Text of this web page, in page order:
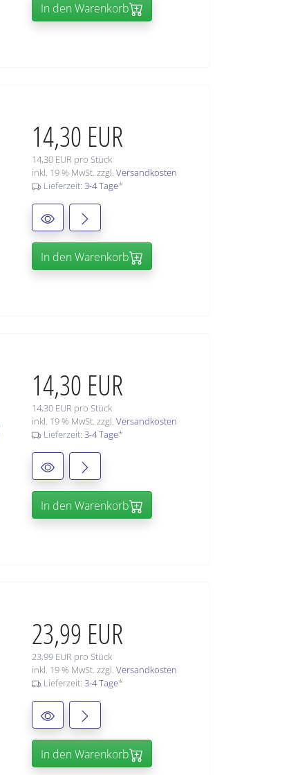
In den Warenkorb
14,30 EUR
14,30 EUR pro Stück
inkl. 19 % MwSt. zzgl. Versandkosten
Lieferzeit: 3-4 Tage*
In den Warenkorb
14,30 EUR
14,30 EUR pro Stück
inkl. 19 % MwSt. zzgl. Versandkosten
Lieferzeit: 3-4 Tage*
In den Warenkorb
23,99 EUR
23,99 EUR pro Stück
inkl. 19 % MwSt. zzgl. Versandkosten
Lieferzeit: 3-4 Tage*
In den Warenkorb